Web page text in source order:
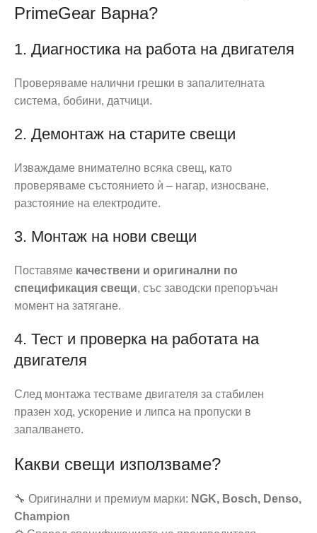
PrimeGear Варна?
1. Диагностика на работа на двигателя
Проверяваме налични грешки в запалителната
система, бобини, датчици.
2. Демонтаж на старите свещи
Изваждаме внимателно всяка свещ, като
проверяваме състоянието ѝ – нагар, износване,
разстояние на електродите.
3. Монтаж на нови свещи
Поставяме качествени и оригинални по
спецификация свещи, със заводски препоръчан
момент на затягане.
4. Тест и проверка на работата на
двигателя
След монтажа тестваме двигателя за стабилен
празен ход, ускорение и липса на пропуски в
запалването.
Какви свещи използваме?
🔧 Оригинални и премиум марки: NGK, Bosch, Denso,
Champion